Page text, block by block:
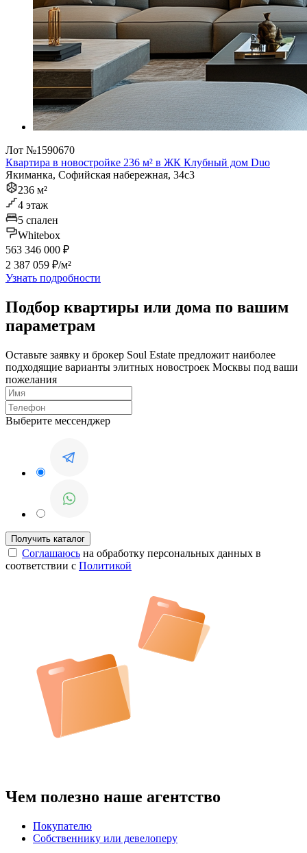
Лот №1590670
Квартира в новостройке 236 м² в ЖК Клубный дом Duo
Якиманка, Софийская набережная, 34с3
236 м²
4 этаж
5 спален
Whitebox
563 346 000 ₽
2 387 059 ₽/м²
Узнать подробности
Подбор квартиры или дома по вашим
параметрам
Оставьте заявку и брокер Soul Estate предложит наиболее
подходящие варианты элитных новостроек Москвы под ваши
пожелания
Выберите мессенджер
Соглашаюсь на обработку персональных данных в
соответствии с Политикой
Чем полезно наше агентство
Покупателю
Собственнику или девелоперу